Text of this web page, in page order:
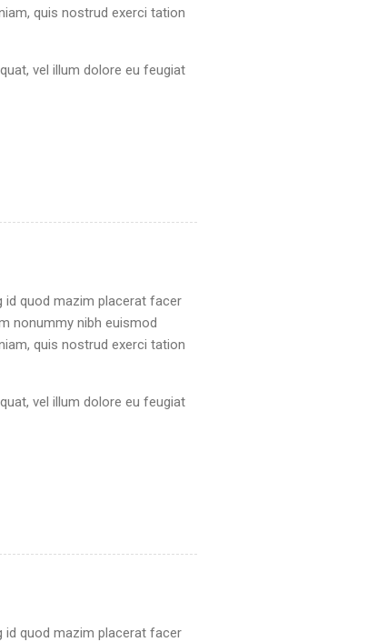
quis nostrud exerci tation
vel illum dolore eu feugiat
id quod mazim placerat facer
nonummy nibh euismod
quis nostrud exerci tation
vel illum dolore eu feugiat
id quod mazim placerat facer